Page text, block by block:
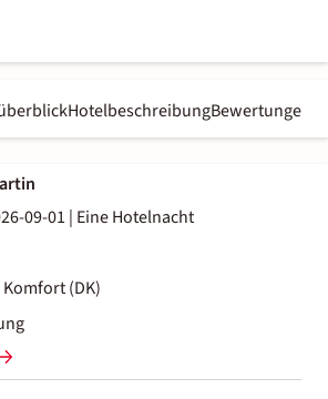
HotelbeschreibungBewertungen
09-01 | Eine Hotelnacht
(DK)